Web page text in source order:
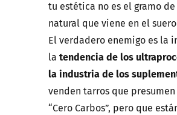
tu estética no es el gramo de
natural que viene en el
El verdadero enemigo es la
la tendencia de los
la industria de los
venden tarros que
“Cero Carbos”, pero que